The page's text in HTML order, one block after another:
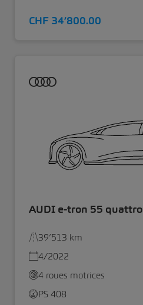
CHF 34’800.00
AUDI e-tron 55 quattro
39’513 km
4/2022
4 roues motrices
PS 408